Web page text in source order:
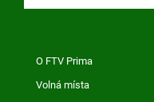
O FTV Prima
Volná místa